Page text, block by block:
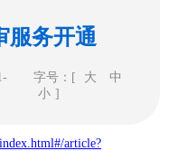
服务开通
字号：[ 大
中
小 ]
article?